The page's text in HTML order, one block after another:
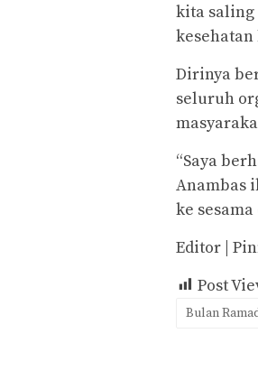
kita saling
kesehatan
Dirinya
seluruh
“Saya
Anambas
ke
Editor |
Post
Bulan